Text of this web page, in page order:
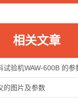
相关文章
试验机WAW-600B 的参
的图片及参数